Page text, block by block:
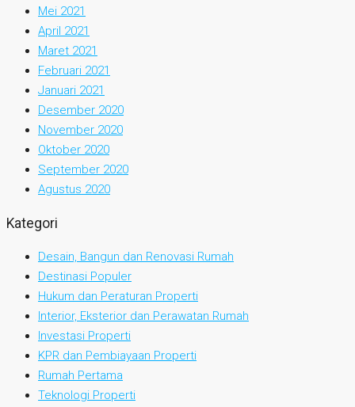
Mei 2021
April 2021
Maret 2021
Februari 2021
Januari 2021
Desember 2020
November 2020
Oktober 2020
September 2020
Agustus 2020
Kategori
Desain, Bangun dan Renovasi Rumah
Destinasi Populer
Hukum dan Peraturan Properti
Interior, Eksterior dan Perawatan Rumah
Investasi Properti
KPR dan Pembiayaan Properti
Rumah Pertama
Teknologi Properti